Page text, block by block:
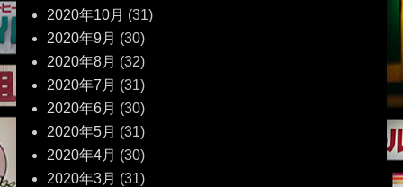
2020年10月 (31)
2020年9月 (30)
2020年8月 (32)
2020年7月 (31)
2020年6月 (30)
2020年5月 (31)
2020年4月 (30)
2020年3月 (31)